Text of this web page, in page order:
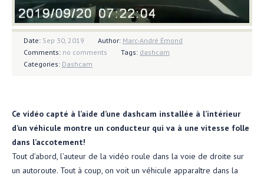
Date: Sep 30, 2019 Author: Marc-André Émond
Comments: no comments Tags: dashcam
Categories: Dashcam
Ce vidéo capté à l’aide d’une dashcam installée à l’intérieur
d’un véhicule montre un conducteur qui va à une vitesse folle
dans l’accotement!
Tout d’abord, l’auteur de la vidéo roule dans la voie de droite sur
un autoroute. Tout à coup, on voit un véhicule apparaître dans la